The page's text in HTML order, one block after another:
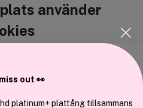
använder
att anpassa innehållet och
till de sociala medier och annons-
out 👀
platinum+ plattång tillsammans